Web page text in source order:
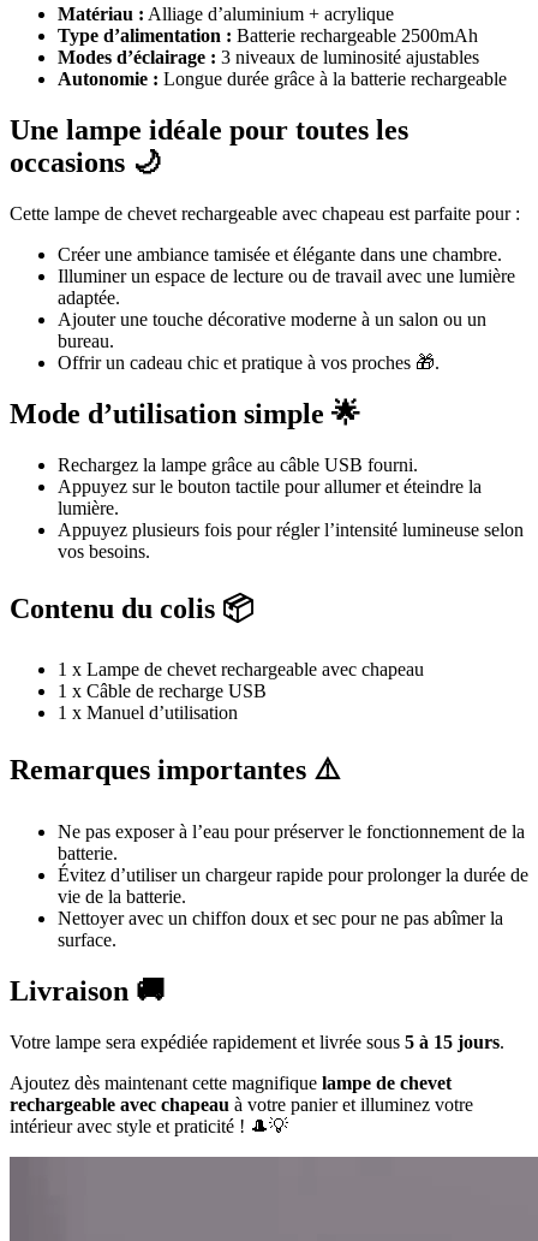
Matériau : Alliage d’aluminium + acrylique
Type d’alimentation : Batterie rechargeable 2500mAh
Modes d’éclairage : 3 niveaux de luminosité ajustables
Autonomie : Longue durée grâce à la batterie rechargeable
Une lampe idéale pour toutes les
occasions 🌙
Cette lampe de chevet rechargeable avec chapeau est parfaite pour :
Créer une ambiance tamisée et élégante dans une chambre.
Illuminer un espace de lecture ou de travail avec une lumière
adaptée.
Ajouter une touche décorative moderne à un salon ou un
bureau.
Offrir un cadeau chic et pratique à vos proches 🎁.
Mode d’utilisation simple 🌟
Rechargez la lampe grâce au câble USB fourni.
Appuyez sur le bouton tactile pour allumer et éteindre la
lumière.
Appuyez plusieurs fois pour régler l’intensité lumineuse selon
vos besoins.
Contenu du colis 📦
1 x Lampe de chevet rechargeable avec chapeau
1 x Câble de recharge USB
1 x Manuel d’utilisation
Remarques importantes ⚠️
Ne pas exposer à l’eau pour préserver le fonctionnement de la
batterie.
Évitez d’utiliser un chargeur rapide pour prolonger la durée de
vie de la batterie.
Nettoyer avec un chiffon doux et sec pour ne pas abîmer la
surface.
Livraison 🚚
Votre lampe sera expédiée rapidement et livrée sous 5 à 15 jours.
Ajoutez dès maintenant cette magnifique lampe de chevet
rechargeable avec chapeau à votre panier et illuminez votre
intérieur avec style et praticité ! 🎩💡